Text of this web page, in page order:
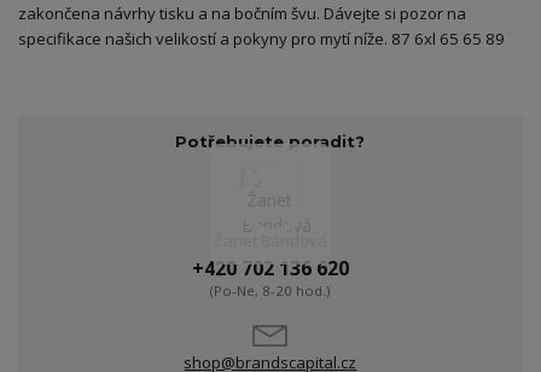
zakončena návrhy tisku a na bočním švu. Dávejte si pozor na
specifikace našich velikostí a pokyny pro mytí níže. 87 6xl 65 65 89
Potřebujete poradit?
+420 702 136 620
(Po-Ne, 8-20 hod.)
shop@brandscapital.cz